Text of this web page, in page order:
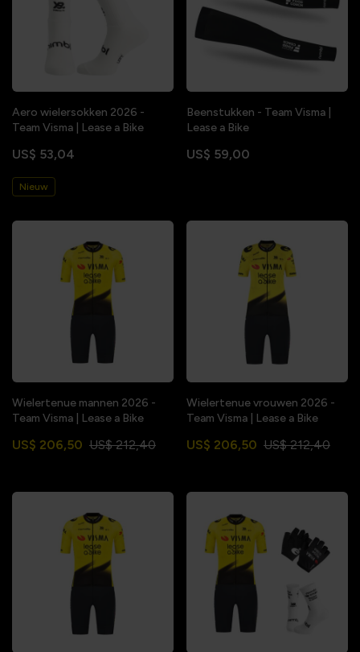
Aero wielersokken 2026 -
Team Visma | Lease a Bike
US$ 53,04
Nieuw
Beenstukken - Team Visma |
Lease a Bike
US$ 59,00
Wielertenue mannen 2026 -
Team Visma | Lease a Bike
US$ 206,50 US$ 212,40
Wielertenue vrouwen 2026 -
Team Visma | Lease a Bike
US$ 206,50 US$ 212,40